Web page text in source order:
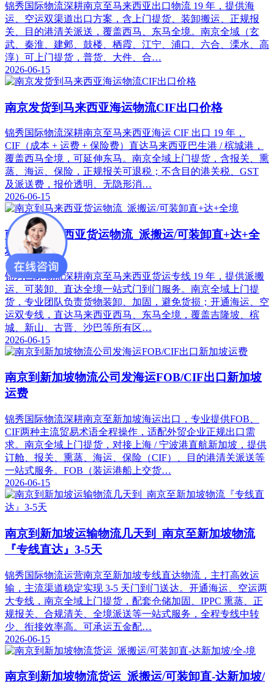
锦秀国际物流深耕南京至马来西亚出口物流 19 年，提供海
运、空运双渠道出口方案，含上门提货、装卸搬运、正规报
关、目的港清关派送，覆盖西马、东马全境。南京全域（玄
武、秦淮、建邺、鼓楼、栖霞、江宁、浦口、六合、溧水、高
淳）可上门提货，普货、大件、合…
2026-06-15
南京发货到马来西亚海运物流CIF出口价格
锦秀国际物流深耕南京至马来西亚海运 CIF 出口 19 年，
CIF（成本 + 运费 + 保险费）直达马来西亚巴生港 / 槟城港，
覆盖西马全境，可延伸东马。南京全域上门提货，含报关、熏
蒸、海运、保险，正规报关可退税；不含目的港关税、GST
及派送费，报价透明、无隐形消…
2026-06-15
南京到马来西亚货运物流_派搬运/可装卸直+达+全
境
锦秀国际物流深耕南京至马来西亚货运专线 19 年，提供派搬
运、可装卸、直达全境一站式门到门服务。南京全域上门提
货，专业团队负责货物装卸、加固，避免货损；开通海运、空
运双专线，直达马来西亚西马、东马全境，覆盖吉隆坡、槟
城、新山、古晋、沙巴等所有区…
2026-06-15
南京到新加坡物流公司发海运FOB/CIF出口新加坡
运费
锦秀国际物流深耕南京至新加坡海运出口，专业提供FOB、
CIF两种主流贸易术语全程操作，适配外贸企业正规出口需
求。南京全域上门提货，对接上海 / 宁波港直航新加坡，提供
订舱、报关、熏蒸、海运、保险（CIF）、目的港清关派送等
一站式服务。FOB（装运港船上交货…
2026-06-15
南京到新加坡运输物流几天到_南京至新加坡物流
『专线直达』3-5天
锦秀国际物流运营南京至新加坡专线直达物流，主打高效运
输，主流渠道稳定实现 3-5 天门到门送达。开通海运、空运两
大专线，南京全域上门提货，配套仓储加固、IPPC 熏蒸、正
规报关、合规清关、全境派送等一站式服务，全程专线中转
少、衔接效率高。可承运五金配…
2026-06-15
南京到新加坡物流货运_派搬运/可装卸直-达新加坡/